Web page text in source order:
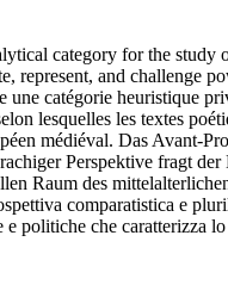
category for the
and challenge
catégorie heuristique
lesquelles les textes
médiéval. Das Avant-
Perspektive fragt
Raum des
comparatistica e
politiche che caratterizza